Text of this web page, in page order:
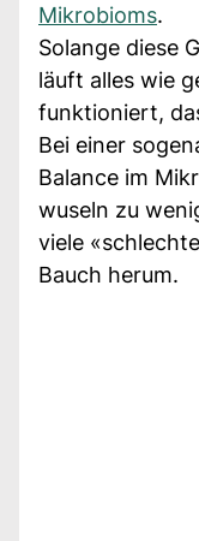
Mikrobioms.
Solange diese
läuft alles wie
funktioniert,
Bei einer
Balance im
wuseln zu
viele
Bauch herum.